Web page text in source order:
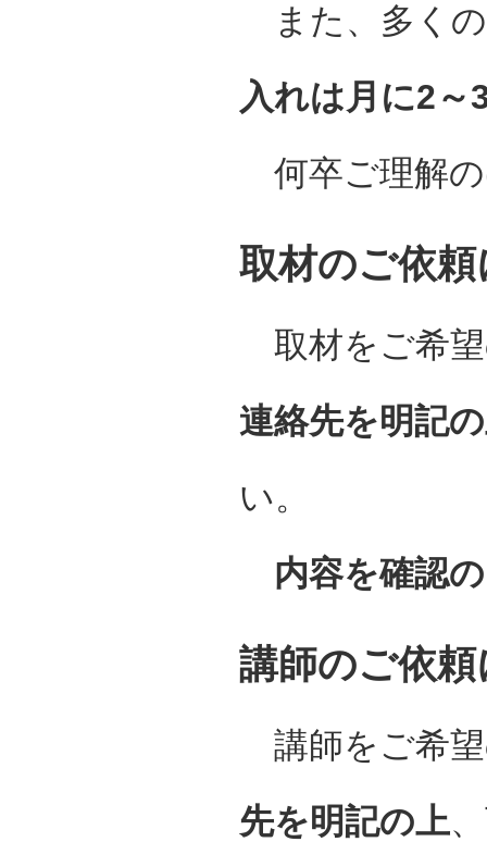
また、多く
入れは月に2
何卒ご理解
取材のご依
取材をご希
連絡先を明記
い。
内容を確認
講師のご依
講師をご希
先を明記の上